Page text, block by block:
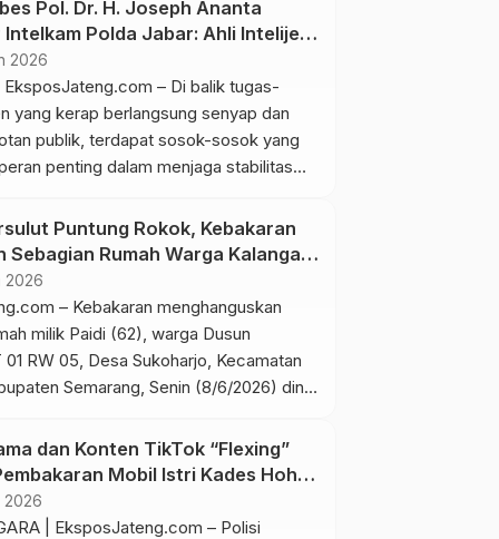
Iptu Ori Friliansa Utama
dugaan tindak pidana itu terjadi pada
korban yang masih berstatus
masing berinisial NAC […]
Pol. Dr. H. Joseph Ananta
Intelkam Polda Jabar: Ahli Intelijen
Terorisme Berpengalaman
2026
EksposJateng.com – Di balik tugas-
yang kerap berlangsung senyap dan
publik, terdapat sosok-sosok yang
penting dalam menjaga stabilitas
Ananta Pinora, S.I.K., M.Si., perwira
yang saat ini menjabat sebagai
dan Keamanan (Dir Intelkam) Polda
Puntung Rokok, Kebakaran
Sebagian Rumah Warga Kalangan
2026
– Kebakaran menghanguskan
milik Paidi (62), warga Dusun
01 RW 05, Desa Sukoharjo, Kecamatan
Semarang, Senin (8/6/2026) dini
rumah-rumah lain di sekitarnya.
kali diketahui oleh Supriyadi,
yang hendak berangkat menyadap
PTPN IX […]
dan Konten TikTok “Flexing”
Mobil Istri Kades Hoho
2026
| EksposJateng.com – Polisi